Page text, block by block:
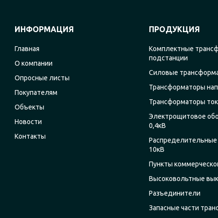
ИНФОРМАЦИЯ
Главная
О компании
Опросные листы
Покупателям
Объекты
Новости
Контакты
ПРОДУКЦИЯ
Комплектные
подстанции
Силовые
Трансформаторы
Трансформаторы
Электрощитовое
0,4кВ
Распределительные
10кВ
Пункты
Высоковольтные
Разъединители
Запасные части